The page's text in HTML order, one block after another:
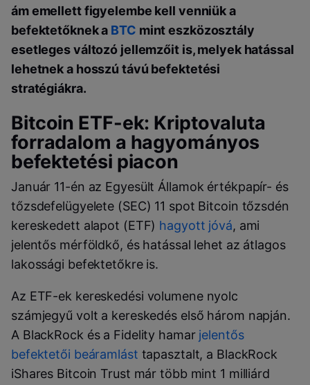
ám emellett figyelembe kell venniük a
befektetőknek a BTC mint eszközosztály
esetleges változó jellemzőit is, melyek hatással
lehetnek a hosszú távú befektetési
stratégiákra.
Bitcoin ETF-ek: Kriptovaluta
forradalom a hagyományos
befektetési piacon
Január 11-én az Egyesült Államok értékpapír- és
tőzsdefelügyelete (SEC) 11 spot Bitcoin tőzsdén
kereskedett alapot (ETF) hagyott jóvá, ami
jelentős mérföldkő, és hatással lehet az átlagos
lakossági befektetőkre is.
Az ETF-ek kereskedési volumene nyolc
számjegyű volt a kereskedés első három napján.
A BlackRock és a Fidelity hamar jelentős
befektetői beáramlást tapasztalt, a BlackRock
iShares Bitcoin Trust már több mint 1 milliárd